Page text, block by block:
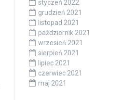
styczeń 2022
grudzień 2021
listopad 2021
październik 2021
wrzesień 2021
sierpień 2021
lipiec 2021
czerwiec 2021
maj 2021